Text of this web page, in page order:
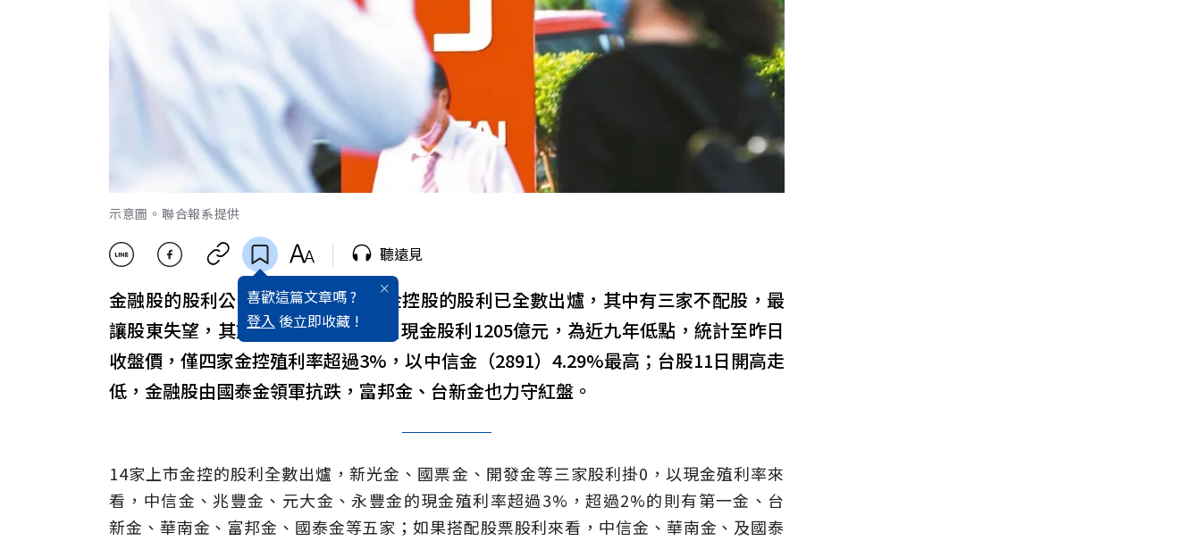
示意圖。聯合報系提供
喜歡這篇文章嗎 ?
登入 後立即收藏 !
聽遠見
金融股的股利公布已近尾聲，14家金控股的股利已全數出爐，其中有三家不配股，最
讓股東失望，其餘11家金控合計發出現金股利1205億元，為近九年低點，統計至昨日
收盤價，僅四家金控殖利率超過3%，以中信金（2891）4.29%最高；台股11日開高走
低，金融股由國泰金領軍抗跌，富邦金、台新金也力守紅盤。
14家上市金控的股利全數出爐，新光金、國票金、開發金等三家股利掛0，以現金殖利率來
看，中信金、兆豐金、元大金、永豐金的現金殖利率超過3%，超過2%的則有第一金、台
新金、華南金、富邦金、國泰金等五家；如果搭配股票股利來看，中信金、華南金、及國泰